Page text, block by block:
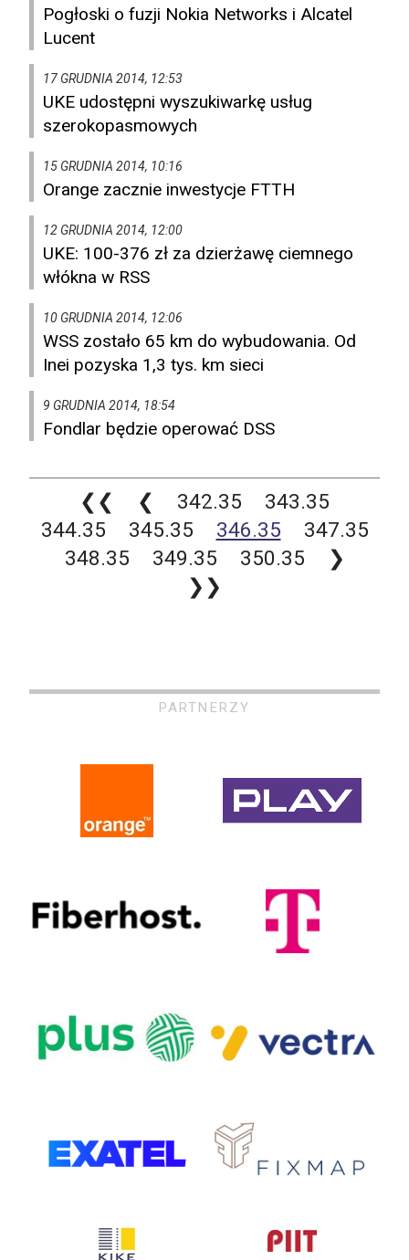
Pogłoski o fuzji Nokia Networks i Alcatel
Lucent
17 GRUDNIA 2014, 12:53
UKE udostępni wyszukiwarkę usług
szerokopasmowych
15 GRUDNIA 2014, 10:16
Orange zacznie inwestycje FTTH
12 GRUDNIA 2014, 12:00
UKE: 100-376 zł za dzierżawę ciemnego
włókna w RSS
10 GRUDNIA 2014, 12:06
WSS zostało 65 km do wybudowania. Od
Inei pozyska 1,3 tys. km sieci
9 GRUDNIA 2014, 18:54
Fondlar będzie operować DSS
❮❮ ❮ 342.35
343.35
344.35
345.35 346.35
347.35
348.35
349.35 350.35
❯
❯❯
PARTNERZY